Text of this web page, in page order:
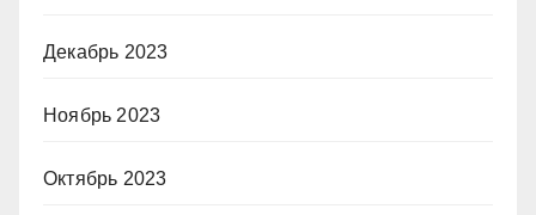
Декабрь 2023
Ноябрь 2023
Октябрь 2023